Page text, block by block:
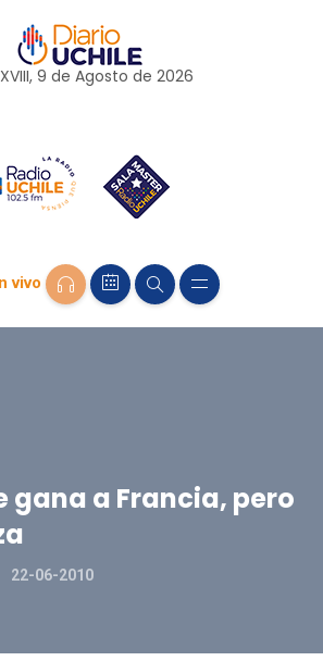
9 de Agosto de 2026
vivo
gana a Francia, pero
22-06-2010